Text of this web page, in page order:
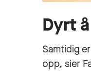
Dyrt
Samtidig
opp, sier